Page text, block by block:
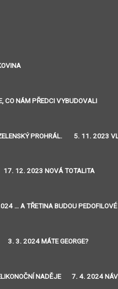
CO NÁM PŘEDCI VYBUDOVALI
PROHRÁL. 5. 11. 2023
17. 12. 2023 NOVÁ TOTALITA
… A TŘETINA BUDOU
3. 3. 2024 MÁTE GEORGE?
NADĚJE 7. 4. 2024